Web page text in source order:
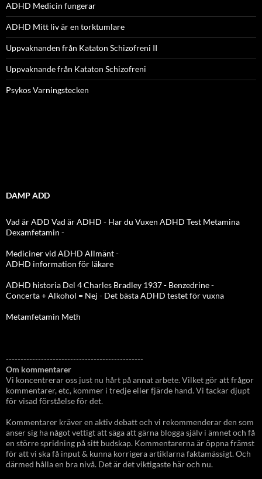
ADHD Medicin fungerar
ADHD Mitt liv är en torktumlare
Uppvaknanden från Kataton Schizofreni II
Uppvaknande från Kataton Schizofreni
Psykos Varningstecken
DAMP ADD
Vad är ADD Vad är ADHD - Har du Vuxen ADHD Test Metamina
Dexamfetamin -
Mediciner vid ADHD Allmänt-
ADHD information för läkare
ADHD historia Del 4 Charles Bradley 1937 - Benzedrine-
Concerta + Alkohol = Nej - Det bästa ADHD testet för vuxna
Metamfetamin Meth
-----------------------------------------------
Om kommentarer
Vi koncentrerar oss just nu hårt på annat arbete. Vilket gör att frågor
kommentarer, etc, kommer i tredje eller fjärde hand. Vi tackar djupt
för visad förståelse för det.
Kommentarer kräver en aktiv debatt och vi rekommenderar den som
anser sig ha något vettigt att säga att gärna blogga själv i ämnet och få
en större spridning på sitt budskap. Kommentarerna är öppna främst
för att vi ska få input & kunna korrigera artiklarna faktamässigt. Och
därmed hålla en bra nivå. Det är det viktigaste här och nu.